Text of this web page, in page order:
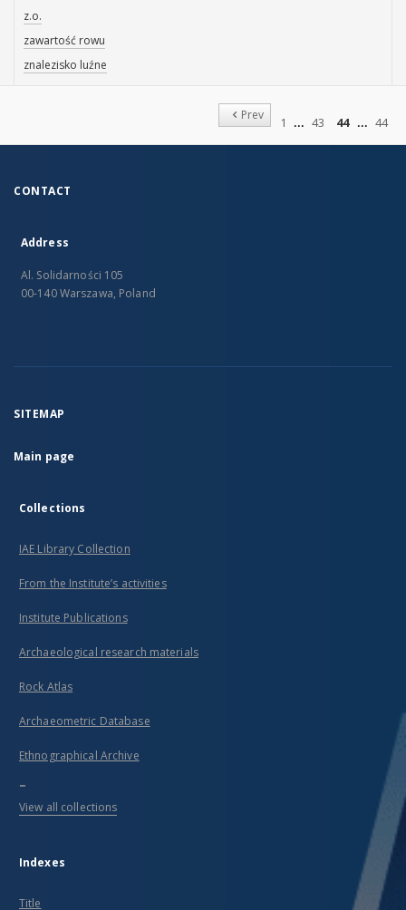
z.o.
zawartość rowu
znalezisko luźne
Prev
1
43
44
44
CONTACT
Address
Al. Solidarności 105
00-140 Warszawa, Poland
SITEMAP
Main page
Collections
IAE Library Collection
From the Institute’s activities
Institute Publications
Archaeological research materials
Rock Atlas
Archaeometric Database
Ethnographical Archive
...
View all collections
Indexes
Title